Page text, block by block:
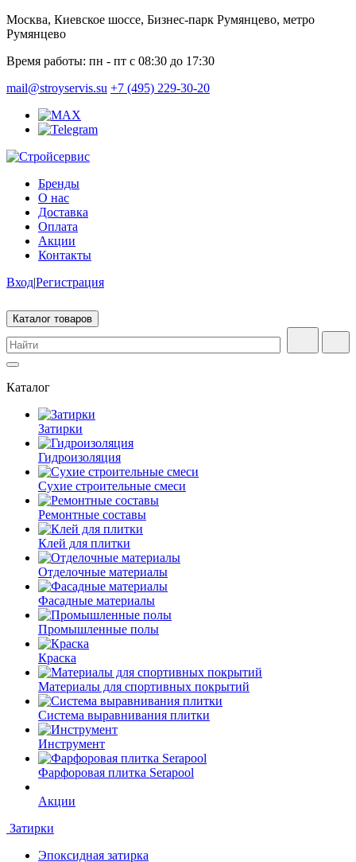
Москва, Киевское шоссе, Бизнес-парк Румянцево, метро
Румянцево
Время работы: пн - пт с 08:30 до 17:30
mail@stroyservis.su +7 (495) 229-30-20
Бренды
О нас
Доставка
Оплата
Акции
Контакты
Вход|Регистрация
Каталог товаров
Каталог
Затирки
Гидроизоляция
Сухие строительные смеси
Ремонтные составы
Клей для плитки
Отделочные материалы
Фасадные материалы
Промышленные полы
Краска
Материалы для спортивных покрытий
Система выравнивания плитки
Инструмент
Фарфоровая плитка Serapool
Акции
Затирки
Эпоксидная затирка